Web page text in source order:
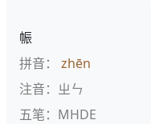
帪
拼音： zhēn
注音：ㄓㄣ
五笔：MHDE